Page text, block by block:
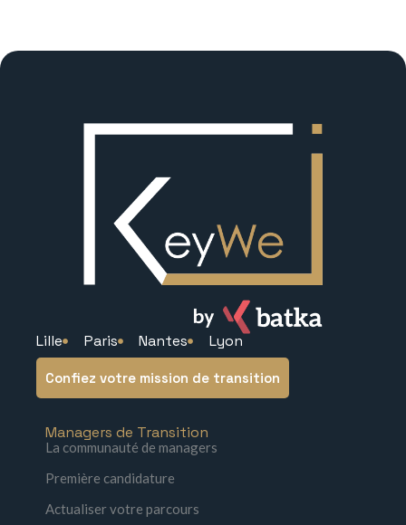
Lille Paris Nantes Lyon
Confiez votre mission de transition
Managers de Transition
La communauté de managers
Première candidature
Actualiser votre parcours